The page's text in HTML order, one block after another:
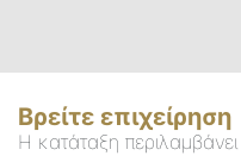
Βρείτε επιχείρηση
Η κατάταξη